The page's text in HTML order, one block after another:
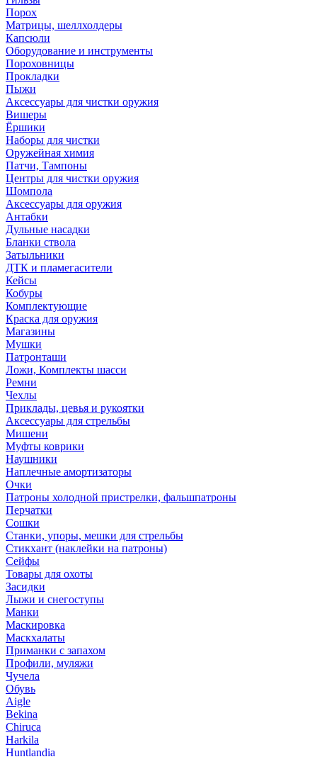
Порох
Матрицы, шеллхолдеры
Капсюли
Оборудование и инструменты
Пороховницы
Прокладки
Пыжи
Аксессуары для чистки оружия
Вишеры
Ёршики
Наборы для чистки
Оружейная химия
Патчи, Тампоны
Центры для чистки оружия
Шомпола
Аксессуары для оружия
Антабки
Дульные насадки
Бланки ствола
Затыльники
ДТК и пламегасители
Кейсы
Кобуры
Комплектующие
Краска для оружия
Магазины
Мушки
Патронташи
Ложи, Комплекты шасси
Ремни
Чехлы
Приклады, цевья и рукоятки
Аксессуары для стрельбы
Мишени
Муфты коврики
Наушники
Наплечные амортизаторы
Очки
Патроны холодной пристрелки, фальшпатроны
Перчатки
Сошки
Станки, упоры, мешки для стрельбы
Стикхант (наклейки на патроны)
Сейфы
Товары для охоты
Засидки
Лыжи и снегоступы
Манки
Маскировка
Маскхалаты
Приманки с запахом
Профили, муляжи
Чучела
Обувь
Aigle
Bekina
Chiruсa
Harkila
Huntlandia